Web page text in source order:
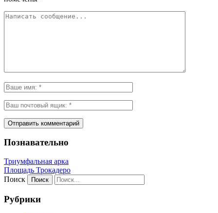
Познавательно
Триумфальная арка
Площадь Трокадеро
Поиск
Рубрики